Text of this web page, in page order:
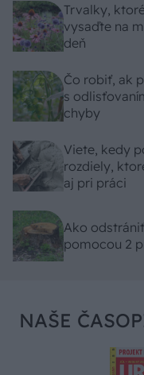
Trvalky,
vysaďte na
deň
Čo robiť, ak
s
chyby
Viete, kedy
rozdiely,
aj pri práci
Ako
pomocou 2
NAŠE